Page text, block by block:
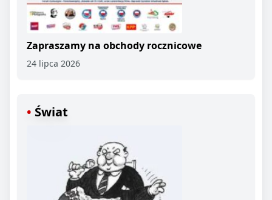
Zapraszamy na obchody rocznicowe
24 lipca 2026
Świat